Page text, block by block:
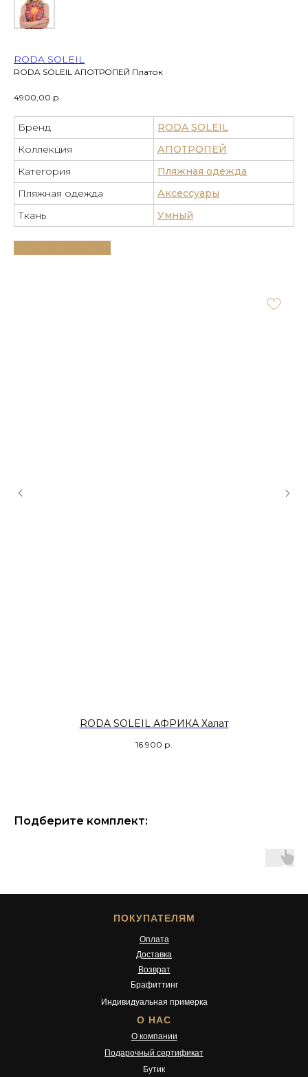
RODA SOLEIL АПОТРОПЕЙ Платок
RODA SOLEIL
4900,00 р.
Бренд
RODA SOLEIL
Коллекция
АПОТРОПЕЙ
Категория
Пляжная одежда
Пляжная одежда
Аксессуары
Ткань
Умный
RODA SOLEIL АФРИКА Халат
16 900 р.
Подберите комплект:
ПОКУПАТЕЛЯМ
О НАС
Оплата
Доставка
Брафиттинг
Индивидуальная примерка
Возврат
Подарочный сертификат
О компании
Бутик